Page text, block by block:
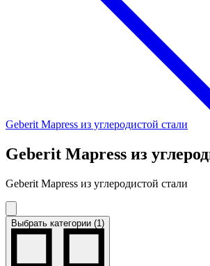
Geberit Mapress из углеродистой стали
Geberit Mapress из
Geberit Mapress из углеродистой стали
Выбрать категории (1)